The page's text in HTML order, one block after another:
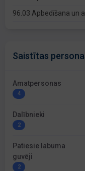
96.03 Apbedīšana un
Saistītas
Amatpersonas
4
Dalībnieki
2
Patiesie labuma
guvēji
2